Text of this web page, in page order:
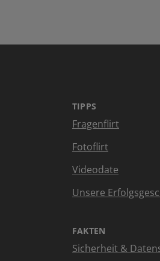
TIPPS
Fragenflirt
Fotoflirt
Videodate
Unsere
FAKTEN
Sicherheit &